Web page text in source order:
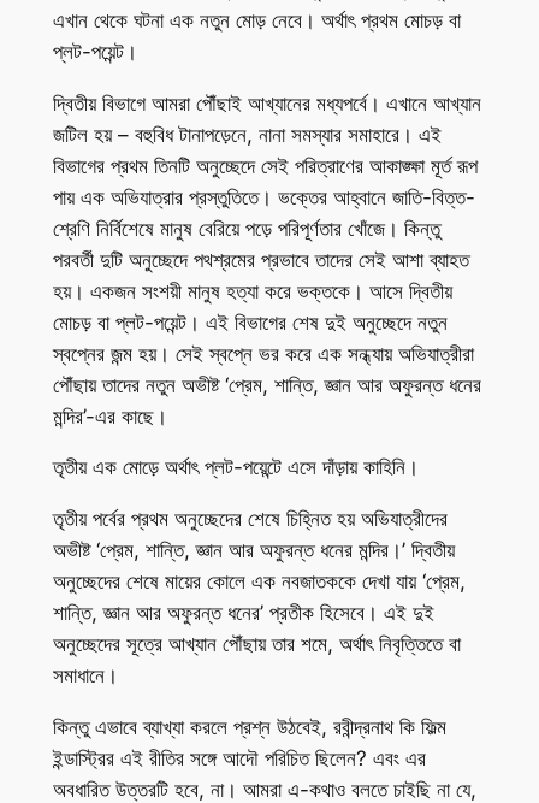
এখান থেকে ঘটনা এক নতুন মোড় নেবে। অর্থাৎ প্রথম মোচড় বা
প্লট-পয়েন্ট।
দ্বিতীয় বিভাগে আমরা পৌঁছাই আখ্যানের মধ্যপর্বে। এখানে আখ্যান
জটিল হয় – বহুবিধ টানাপড়েনে, নানা সমস্যার সমাহারে। এই
বিভাগের প্রথম তিনটি অনুচ্ছেদে সেই পরিত্রাণের আকাঙ্ক্ষা মূর্ত রূপ
পায় এক অভিযাত্রার প্রস্তুতিতে। ভক্তের আহ্বানে জাতি-বিত্ত-
শ্রেণি নির্বিশেষে মানুষ বেরিয়ে পড়ে পরিপূর্ণতার খোঁজে। কিন্তু
পরবর্তী দুটি অনুচ্ছেদে পথশ্রমের প্রভাবে তাদের সেই আশা ব্যাহত
হয়। একজন সংশয়ী মানুষ হত্যা করে ভক্তকে। আসে দ্বিতীয়
মোচড় বা প্লট-পয়েন্ট। এই বিভাগের শেষ দুই অনুচ্ছেদে নতুন
স্বপ্নের জন্ম হয়। সেই স্বপ্নে ভর করে এক সন্ধ্যায় অভিযাত্রীরা
পৌঁছায় তাদের নতুন অভীষ্ট ‘প্রেম, শান্তি, জ্ঞান আর অফুরন্ত ধনের
মন্দির’-এর কাছে।
তৃতীয় এক মোড়ে অর্থাৎ প্লট-পয়েন্টে এসে দাঁড়ায় কাহিনি।
তৃতীয় পর্বের প্রথম অনুচ্ছেদের শেষে চিহ্নিত হয় অভিযাত্রীদের
অভীষ্ট ‘প্রেম, শান্তি, জ্ঞান আর অফুরন্ত ধনের মন্দির।’ দ্বিতীয়
অনুচ্ছেদের শেষে মায়ের কোলে এক নবজাতককে দেখা যায় ‘প্রেম,
শান্তি, জ্ঞান আর অফুরন্ত ধনের’ প্রতীক হিসেবে। এই দুই
অনুচ্ছেদের সূত্রে আখ্যান পৌঁছায় তার শমে, অর্থাৎ নিবৃত্তিতে বা
সমাধানে।
কিন্তু এভাবে ব্যাখ্যা করলে প্রশ্ন উঠবেই, রবীন্দ্রনাথ কি ফিল্ম
ইন্ডাস্ট্রির এই রীতির সঙ্গে আদৌ পরিচিত ছিলেন? এবং এর
অবধারিত উত্তরটি হবে, না। আমরা এ-কথাও বলতে চাইছি না যে,